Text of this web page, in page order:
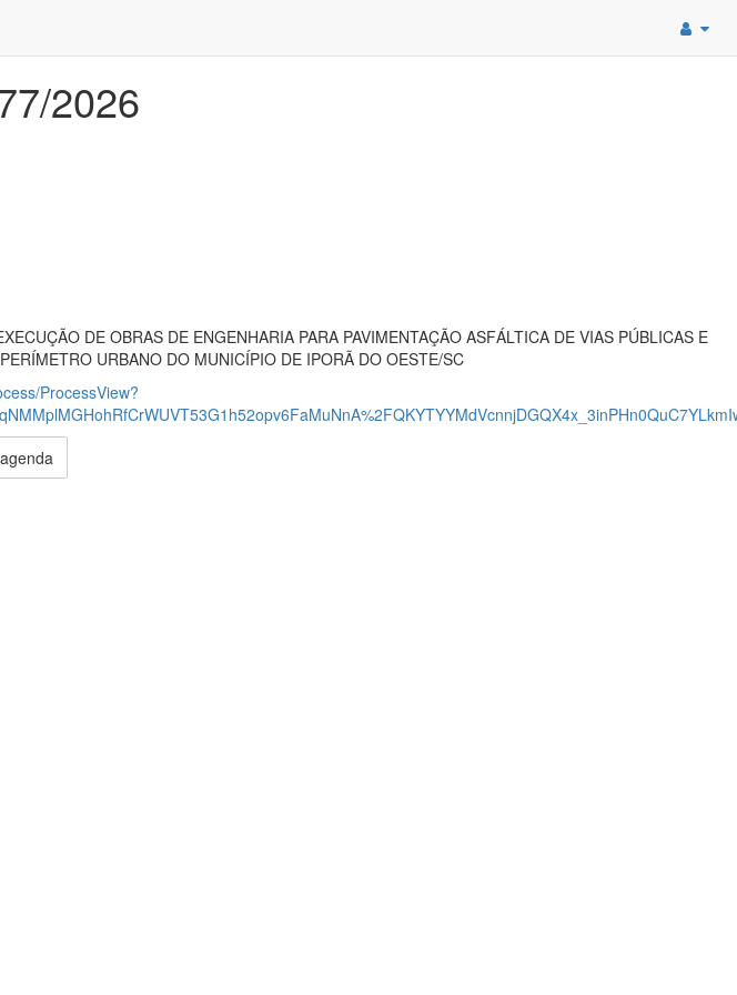
2026
DE OBRAS DE ENGENHARIA PARA PAVIMENTAÇÃO ASFÁLTICA DE VIAS PÚBLICAS E
URBANO DO MUNICÍPIO DE IPORÃ DO OESTE/SC
ProcessView?